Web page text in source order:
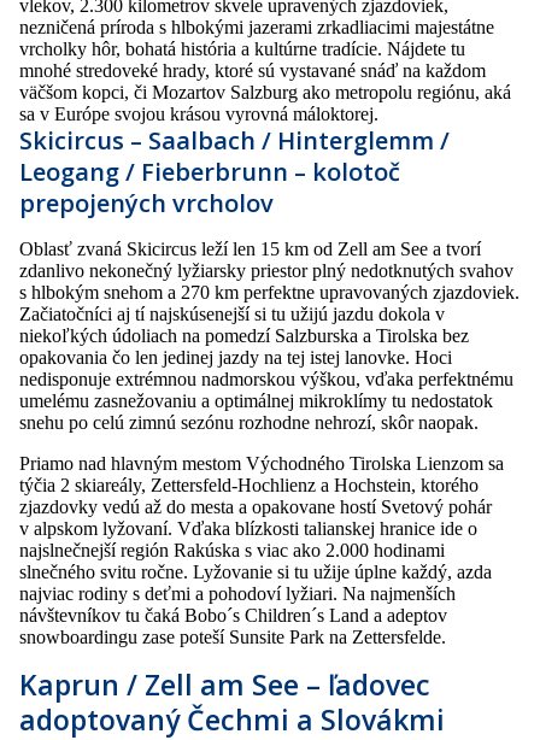
vlekov, 2.300 kilometrov skvele upravených zjazdoviek,
nezničená príroda s hlbokými jazerami zrkadliacimi majestátne
vrcholky hôr, bohatá história a kultúrne tradície. Nájdete tu
mnohé stredoveké hrady, ktoré sú vystavané snáď na každom
väčšom kopci, či Mozartov Salzburg ako metropolu regiónu, aká
sa v Európe svojou krásou vyrovná máloktorej.
Skicircus – Saalbach / Hinterglemm /
Leogang / Fieberbrunn – kolotoč
prepojených vrcholov
Oblasť zvaná Skicircus leží len 15 km od Zell am See a tvorí
zdanlivo nekonečný lyžiarsky priestor plný nedotknutých svahov
s hlbokým snehom a 270 km perfektne upravovaných zjazdoviek.
Začiatočníci aj tí najskúsenejší si tu užijú jazdu dokola v
niekoľkých údoliach na pomedzí Salzburska a Tirolska bez
opakovania čo len jedinej jazdy na tej istej lanovke. Hoci
nedisponuje extrémnou nadmorskou výškou, vďaka perfektnému
umelému zasnežovaniu a optimálnej mikroklímy tu nedostatok
snehu po celú zimnú sezónu rozhodne nehrozí, skôr naopak.
Priamo nad hlavným mestom Východného Tirolska Lienzom sa
týčia 2 skiareály, Zettersfeld-Hochlienz a Hochstein, ktorého
zjazdovky vedú až do mesta a opakovane hostí Svetový pohár
v alpskom lyžovaní. Vďaka blízkosti talianskej hranice ide o
najslnečnejší región Rakúska s viac ako 2.000 hodinami
slnečného svitu ročne. Lyžovanie si tu užije úplne každý, azda
najviac rodiny s deťmi a pohodoví lyžiari. Na najmenších
návštevníkov tu čaká Bobo´s Children´s Land a adeptov
snowboardingu zase poteší Sunsite Park na Zettersfelde.
Kaprun / Zell am See – ľadovec
adoptovaný Čechmi a Slovákmi